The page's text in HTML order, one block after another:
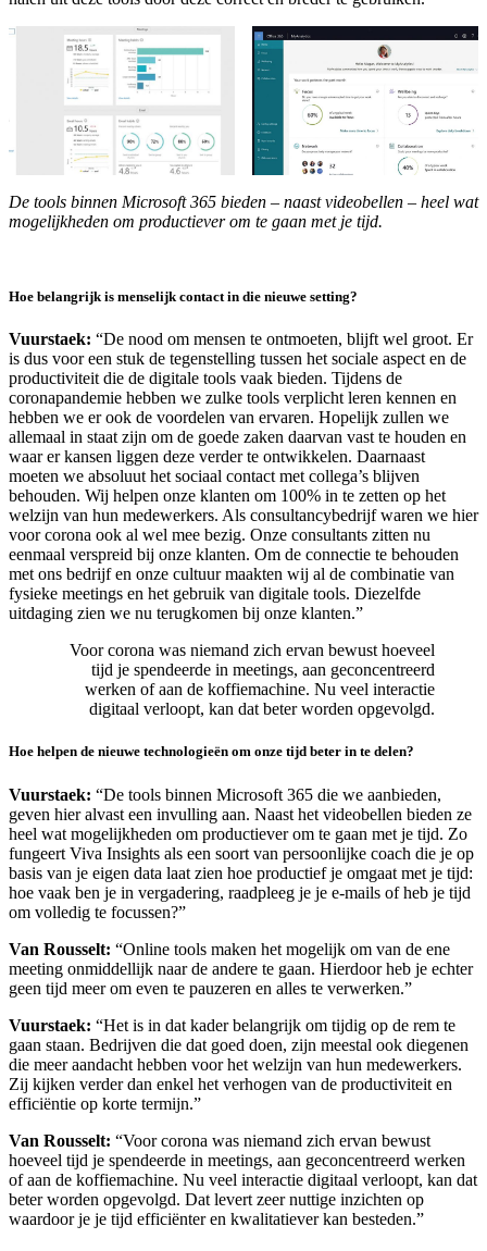
De tools binnen Microsoft 365 bieden – naast videobellen – heel wat
mogelijkheden om productiever om te gaan met je tijd.
Hoe belangrijk is menselijk contact in die nieuwe setting?
Vuurstaek: “De nood om mensen te ontmoeten, blijft wel groot. Er
is dus voor een stuk de tegenstelling tussen het sociale aspect en de
productiviteit die de digitale tools vaak bieden. Tijdens de
coronapandemie hebben we zulke tools verplicht leren kennen en
hebben we er ook de voordelen van ervaren. Hopelijk zullen we
allemaal in staat zijn om de goede zaken daarvan vast te houden en
waar er kansen liggen deze verder te ontwikkelen. Daarnaast
moeten we absoluut het sociaal contact met collega’s blijven
behouden. Wij helpen onze klanten om 100% in te zetten op het
welzijn van hun medewerkers. Als consultancybedrijf waren we hier
voor corona ook al wel mee bezig. Onze consultants zitten nu
eenmaal verspreid bij onze klanten. Om de connectie te behouden
met ons bedrijf en onze cultuur maakten wij al de combinatie van
fysieke meetings en het gebruik van digitale tools. Diezelfde
uitdaging zien we nu terugkomen bij onze klanten.”
Voor corona was niemand zich ervan bewust hoeveel
tijd je spendeerde in meetings, aan geconcentreerd
werken of aan de koffiemachine. Nu veel interactie
digitaal verloopt, kan dat beter worden opgevolgd.
Hoe helpen de nieuwe technologieën om onze tijd beter in te delen?
Vuurstaek: “De tools binnen Microsoft 365 die we aanbieden,
geven hier alvast een invulling aan. Naast het videobellen bieden ze
heel wat mogelijkheden om productiever om te gaan met je tijd. Zo
fungeert Viva Insights als een soort van persoonlijke coach die je op
basis van je eigen data laat zien hoe productief je omgaat met je tijd:
hoe vaak ben je in vergadering, raadpleeg je je e-mails of heb je tijd
om volledig te focussen?”
Van Rousselt: “Online tools maken het mogelijk om van de ene
meeting onmiddellijk naar de andere te gaan. Hierdoor heb je echter
geen tijd meer om even te pauzeren en alles te verwerken.”
Vuurstaek: “Het is in dat kader belangrijk om tijdig op de rem te
gaan staan. Bedrijven die dat goed doen, zijn meestal ook diegenen
die meer aandacht hebben voor het welzijn van hun medewerkers.
Zij kijken verder dan enkel het verhogen van de productiviteit en
efficiëntie op korte termijn.”
Van Rousselt: “Voor corona was niemand zich ervan bewust
hoeveel tijd je spendeerde in meetings, aan geconcentreerd werken
of aan de koffiemachine. Nu veel interactie digitaal verloopt, kan dat
beter worden opgevolgd. Dat levert zeer nuttige inzichten op
waardoor je je tijd efficiënter en kwalitatiever kan besteden.”